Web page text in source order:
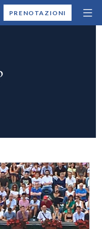
PRENOTAZIONI